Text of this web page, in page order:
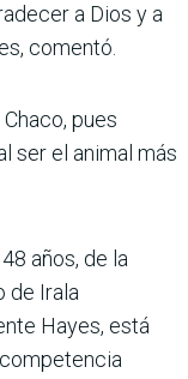
a Dios y a
comentó.
pues
ser el animal más
años, de la
de Irala
Hayes, está